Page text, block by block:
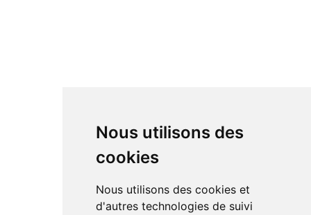
Nous utilisons des
cookies
Nous utilisons des cookies et
d'autres technologies de suivi